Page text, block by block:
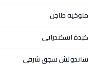
ملوخية طاجن
كبدة اسكندرانى
ساندوتش سجق شرقى